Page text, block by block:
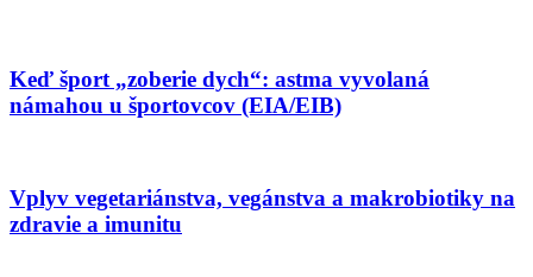
Keď šport „zoberie dych“: astma vyvolaná
námahou u športovcov (EIA/EIB)
Vplyv vegetariánstva, vegánstva a makrobiotiky na
zdravie a imunitu